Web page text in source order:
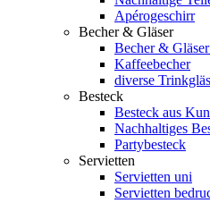
Apérogeschirr
Becher & Gläser
Becher &
Kaffeebecher
diverse
Besteck
Besteck aus
Nachhaltiges
Partybesteck
Servietten
Servietten uni
Servietten